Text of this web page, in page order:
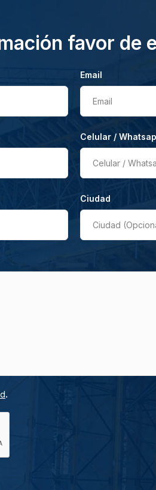
favor de
Email
Email
Celular /
Celular /
Ciudad
Ciudad
.